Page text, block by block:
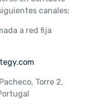
canales:
a red fija
Torre 2,